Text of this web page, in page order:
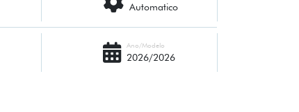
Automatico
Ano/Modelo
2026/2026